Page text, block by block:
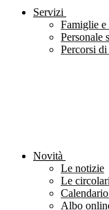
Servizi
Famiglie e
Personale
Percorsi
Novità
Le notizie
Le circolari
Albo